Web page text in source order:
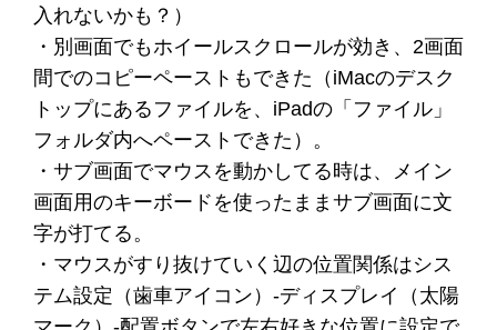
入れないかも？）
・別画面でもホイールスクロールが効き、2画面
間でのコピーペーストもできた（iMacのデスク
トップにあるファイルを、iPadの「ファイル」
フォルダ内へペーストできた）。
・サブ画面でマウスを動かしてる時は、メイン
画面用のキーボードを使ったままサブ画面に文
字が打てる。
・マウスがすり抜けていく辺の位置関係はシス
テム設定（歯車アイコン）-ディスプレイ（太陽